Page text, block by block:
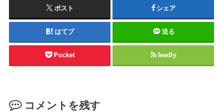
ポスト シェア
はてブ 送る
Pocket feedly
コメントを残す